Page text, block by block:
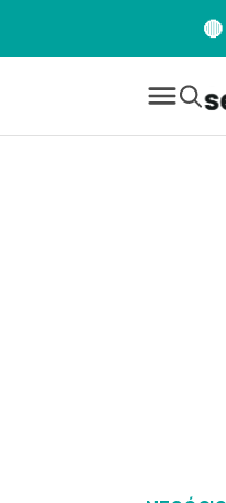
🔴